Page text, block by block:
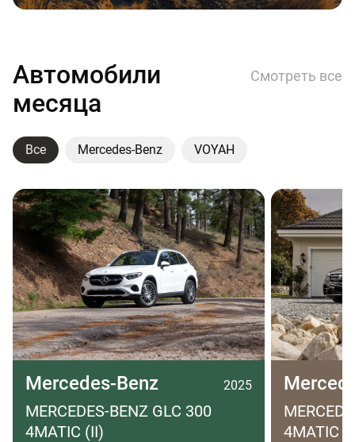
Автомобили
месяца
Смотреть все
Все Mercedes-Benz VOYAH
Mercedes-Benz 2025
MERCEDES-BENZ GLC 300
4MATIC (II)
4MATIC